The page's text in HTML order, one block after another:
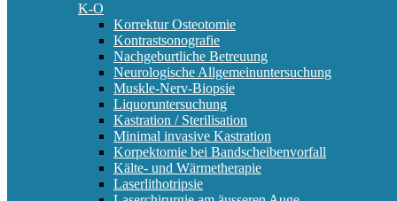
K-O
Korrektur Osteotomie
Kontrastsonografie
Nachgeburtliche Betreuung
Neurologische Allgemeinuntersuchung
Muskle-Nerv-Biopsie
Liquoruntersuchung
Kastration / Sterilisation
Minimal invasive Kastration
Korpektomie bei Bandscheibenvorfall
Kälte- und Wärmetherapie
Laserlithotripsie